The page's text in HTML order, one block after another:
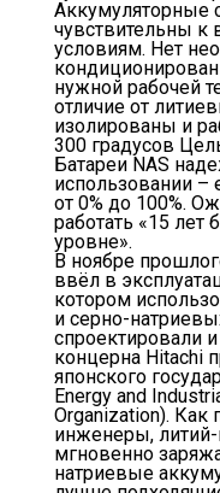
Аккумуляторные
чувствительны
условиям. Нет
нужной рабочей
отличие от
изолированы и
300 градусов
Батареи NAS
использовании –
от 0% до 100%.
работать «15 лет
уровне».
В ноябре
ввёл в
котором
и серно-
спроектировали
концерна Hitachi
японского
Energy and
Organization). Как
инженеры, литий-
мгновенно
натриевые